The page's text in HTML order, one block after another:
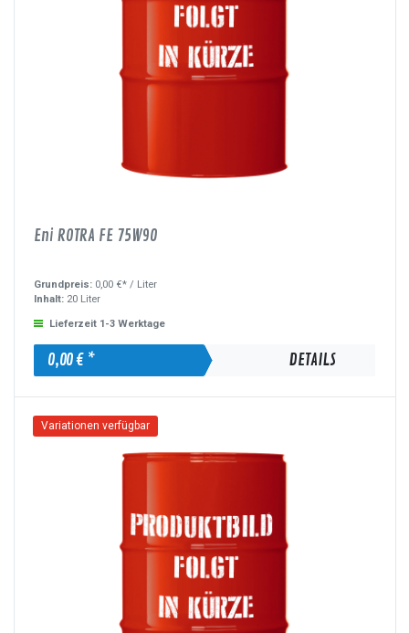
Eni ROTRA FE 75W90
Grundpreis: 0,00 €* / Liter
Inhalt: 20 Liter
Lieferzeit 1-3 Werktage
0,00 € * DETAILS
Variationen verfügbar